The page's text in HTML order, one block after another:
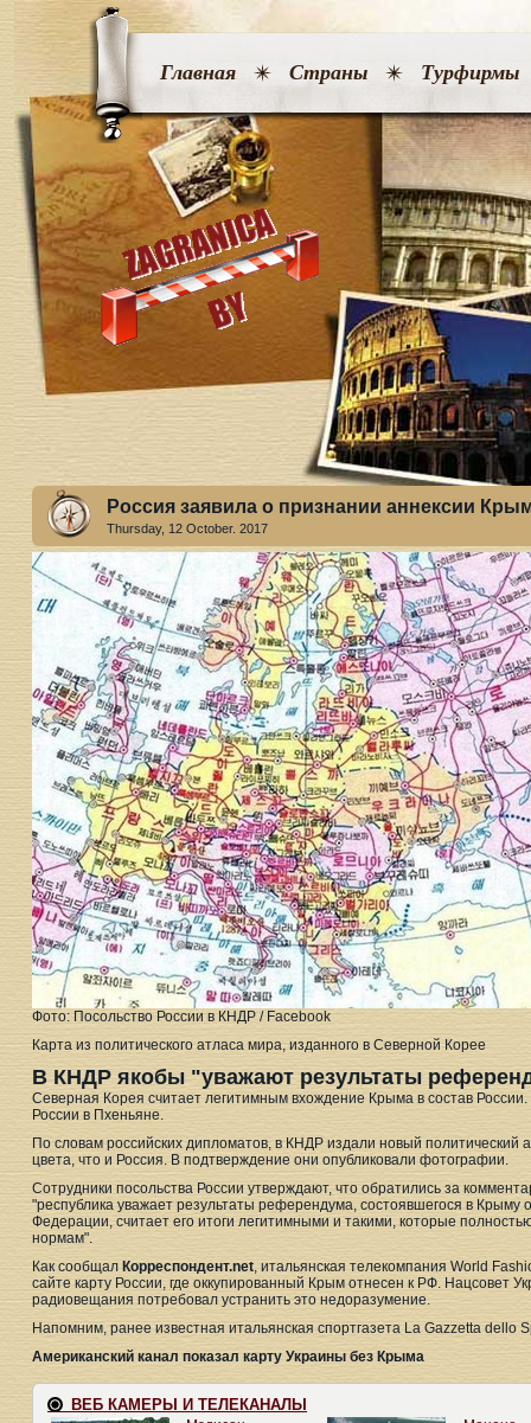
Главная Страны Турфирмы
Россия заявила о признании аннексии
Thursday, 12 October. 2017
Фото: Посольство России в КНДР / Facebook
Карта из политического атласа мира, изданного в Северной Корее
В КНДР якобы "уважают результаты
Северная Корея считает легитимным вхождение Крыма в состав
России в Пхеньяне.
По словам российских дипломатов, в КНДР издали новый политический
цвета, что и Россия. В подтверждение они опубликовали фотографии.
Сотрудники посольства России утверждают, что обратились за
"республика уважает результаты референдума, состоявшегося в Крыму
Федерации, считает его итоги легитимными и такими, которые
нормам".
Как сообщал Корреспондент.net, итальянская телекомпания World
сайте карту России, где оккупированный Крым отнесен к РФ. Нацсовет
радиовещания потребовал устранить это недоразумение.
Напомним, ранее известная итальянская спортгазета La Gazzetta dello
Американский канал показал карту Украины без Крыма